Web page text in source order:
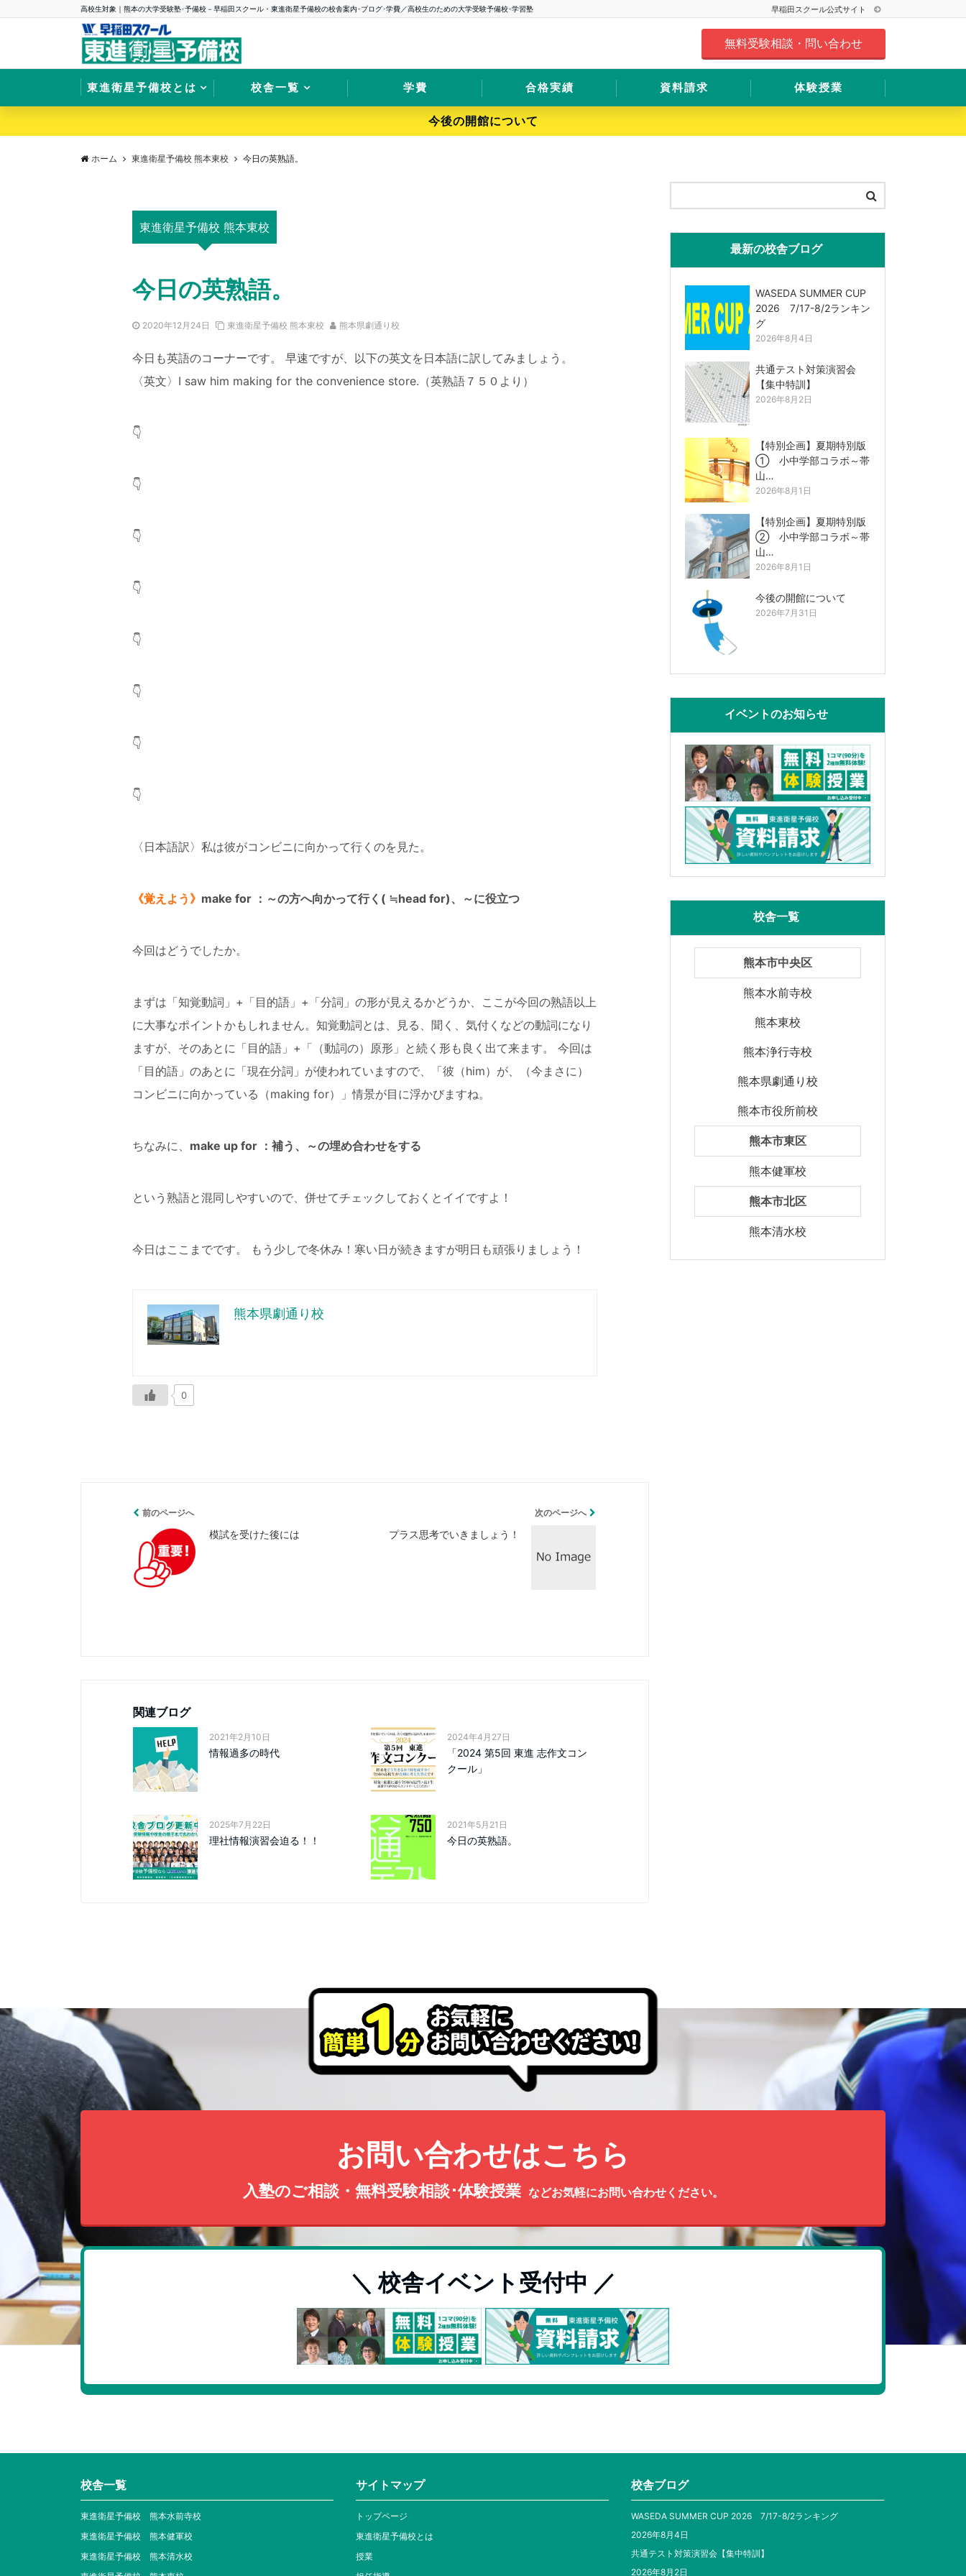
高校生対象｜熊本の大学受験塾･予備校－早稲田スクール・東進衛星予備校の校舎案内･ブログ･学費／高校生のための大学受験予備校･学習塾 早稲田スクール公式サイト
無料受験相談・問い合わせ
東進衛星予備校とは 校舎一覧 学費 合格実績 資料請求 体験授業
今後の開館について
ホーム 東進衛星予備校 熊本東校 今日の英熟語。
東進衛星予備校 熊本東校
今日の英熟語。
2020年12月24日 東進衛星予備校 熊本東校 熊本県劇通り校
今日も英語のコーナーです。 早速ですが、以下の英文を日本語に訳してみましょう。
〈英文〉I saw him making for the convenience store.（英熟語７５０より）
👇
👇
👇
👇
👇
👇
👇
👇
〈日本語訳〉私は彼がコンビニに向かって行くのを見た。
《覚えよう》 make for ：～の方へ向かって行く( ≒head for)、～に役立つ
今回はどうでしたか。
まずは「知覚動詞」+「目的語」+「分詞」の形が見えるかどうか、ここが今回の熟語以上
に大事なポイントかもしれません。知覚動詞とは、見る、聞く、気付くなどの動詞になり
ますが、そのあとに「目的語」+「（動詞の）原形」と続く形も良く出て来ます。 今回は
「目的語」のあとに「現在分詞」が使われていますので、「彼（him）が、（今まさに）
コンビニに向かっている（making for）」情景が目に浮かびますね。
ちなみに、 make up for ：補う、～の埋め合わせをする
という熟語と混同しやすいので、併せてチェックしておくとイイですよ！
今日はここまでです。 もう少しで冬休み！寒い日が続きますが明日も頑張りましょう！
熊本県劇通り校
0
前のページへ
模試を受けた後には
次のページへ
プラス思考でいきましょう！
関連ブログ
2021年2月10日
情報過多の時代
2024年4月27日
「2024 第5回 東進 志作文コン
クール」
2025年7月22日
理社情報演習会迫る！！
2021年5月21日
今日の英熟語。
最新の校舎ブログ
WASEDA SUMMER CUP
2026 7/17-8/2ランキン
グ
2026年8月4日
共通テスト対策演習会
【集中特訓】
2026年8月2日
【特別企画】夏期特別版
① 小中学部コラボ～帯
山…
2026年8月1日
【特別企画】夏期特別版
② 小中学部コラボ～帯
山…
2026年8月1日
今後の開館について
2026年7月31日
イベントのお知らせ
校舎一覧
熊本市中央区
熊本水前寺校
熊本東校
熊本浄行寺校
熊本県劇通り校
熊本市役所前校
熊本市東区
熊本健軍校
熊本市北区
熊本清水校
お問い合わせはこちら
入塾のご相談・無料受験相談･体験授業 などお気軽にお問い合わせください。
＼ 校舎イベント受付中 ／
校舎一覧
東進衛星予備校 熊本水前寺校
東進衛星予備校 熊本健軍校
東進衛星予備校 熊本清水校
サイトマップ
トップページ
東進衛星予備校とは
授業
校舎ブログ
WASEDA SUMMER CUP 2026 7/17-8/2ランキング
2026年8月4日
共通テスト対策演習会【集中特訓】
2026年8月2日